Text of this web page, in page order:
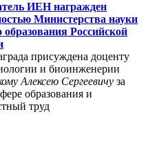
ИЕН награжден
Министерства науки
Российской
присуждена доценту
и биоинженерии
Алексею Сергеевичу за
образования и
труд